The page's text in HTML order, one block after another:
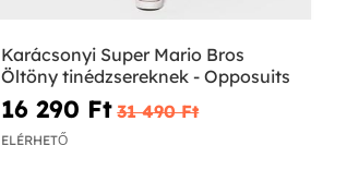
Karácsonyi Super Mario Bros
Öltöny tinédzsereknek - Opposuits
16 290 Ft‎ 31 490 Ft‎
ELÉRHETŐ